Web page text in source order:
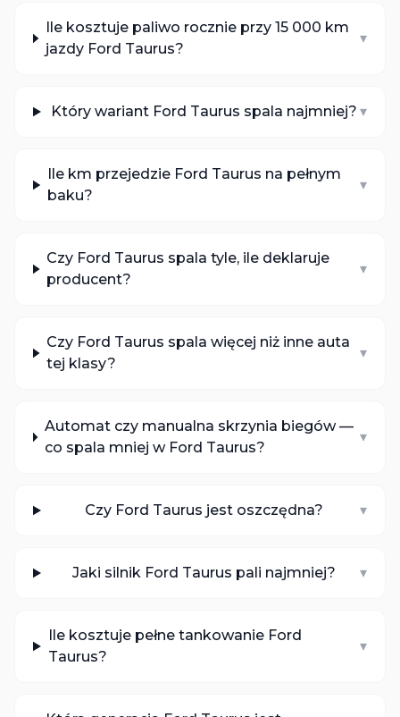
Ile kosztuje paliwo rocznie przy 15 000 km
jazdy Ford Taurus?
▾
Który wariant Ford Taurus spala najmniej? ▾
Ile km przejedzie Ford Taurus na pełnym
baku?
▾
Czy Ford Taurus spala tyle, ile deklaruje
producent?
▾
Czy Ford Taurus spala więcej niż inne auta
tej klasy?
▾
Automat czy manualna skrzynia biegów —
co spala mniej w Ford Taurus?
▾
Czy Ford Taurus jest oszczędna? ▾
Jaki silnik Ford Taurus pali najmniej? ▾
Ile kosztuje pełne tankowanie Ford
Taurus?
▾